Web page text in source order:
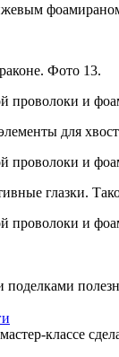
Фото 13.
для
глазки.
классе